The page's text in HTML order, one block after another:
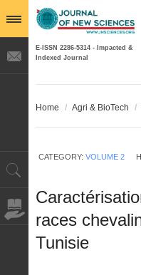
E-ISSN 2286-5314 - Impacted &
Indexed Journal
Home / Agri & BioTech /
CATEGORY: VOLUME 2
races
Tunisie